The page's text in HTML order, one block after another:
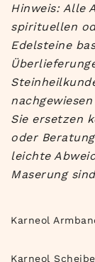
Hinweis: Alle
spirituellen
Edelsteine
Sie ersetzen
oder
leichte
Maserung
Karneol
Karneol